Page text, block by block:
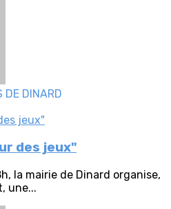
DINARD
des jeux"
la mairie de Dinard organise,
une...